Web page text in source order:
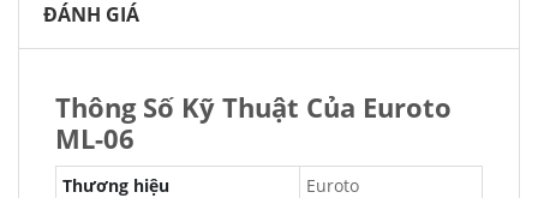
ĐÁNH GIÁ
Thông Số Kỹ Thuật Của Euroto
ML-06
Thương hiệu
Euroto